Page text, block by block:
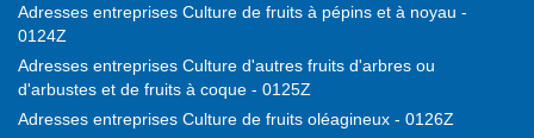
Adresses entreprises Culture de fruits à pépins et à noyau -
0124Z
Adresses entreprises Culture d'autres fruits d'arbres ou
d'arbustes et de fruits à coque - 0125Z
Adresses entreprises Culture de fruits oléagineux - 0126Z